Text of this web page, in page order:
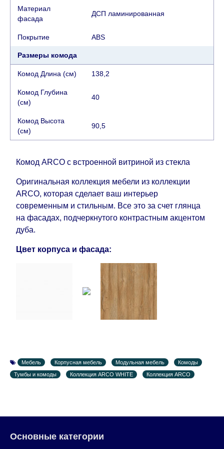
выходные, праздничные вечера и праздничные
кредитной
компании клиента.
доставкой при заказе мебели из-за границы, на
которые не может повлиять Поставщик, в этих
случаях срок доставки будет продлен еще на 30
рабочих дней и не будет считаться
прилагают все усилия, чтобы максимально
ускорить
не несет ответственности за какие-либо
Мебель из категории "Модульная мебель"
является модулярной, что оставляет право за
Поставщиком сделать доставку по мере
поступления модулей с фабрики, в течение
дополнительных 60 рабочих дней после первой
доставки товара на дом клиенту.
Материал
фасада
ДСП ламинированная
Покрытие АВS
Размеры комода
Комод Длина (см) 138,2
Комод Глубина
(см)
40
Комод Высота
(см)
90,5
Комод ARCO с встроенной витриной из стекла
Оригинальная коллекция мебели из коллекции
ARCO, которая сделает ваш интерьер
современным и стильным. Все это за счет глянца
на фасадах, подчеркнутого контрастным акцентом
дуба.
Цвет корпуса и фасада:
Мебель Корпусная мебель Модульная мебель
Комоды
Тумбы и комоды
Коллекция ARCO WHITE Коллекция ARCO
Основные категории